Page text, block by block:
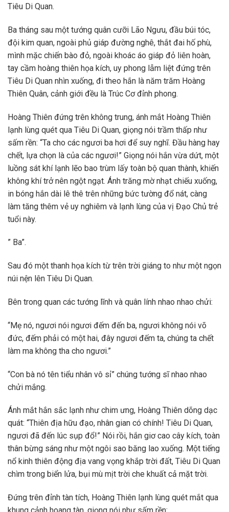
Tiêu Di Quan.
Ba tháng sau một tướng quân cưỡi Lão Ngưu, đầu búi tóc,
đội kim quan, ngoài phủ giáp đường nghê, thắt đai hố phù,
mình mặc chiến bào đỏ, ngoài khoác áo giáp đỏ liên hoàn,
tay cầm hoàng thiên họa kích, uy phong lẫm liệt đứng trên
Tiêu Di Quan nhìn xuống, đi theo hắn là năm trăm Hoàng
Thiên Quân, cảnh giới đều là Trúc Cơ đỉnh phong.
Hoàng Thiên đứng trên không trung, ánh mắt Hoàng Thiên
lạnh lùng quét qua Tiêu Di Quan, giọng nói trầm thấp như
sấm rền: “Ta cho các ngươi ba hơi để suy nghĩ. Đầu hàng hay
chết, lựa chọn là của các ngươi!” Giọng nói hắn vừa dứt, một
luồng sát khí lạnh lẽo bao trùm lấy toàn bộ quan thành, khiến
không khí trở nên ngột ngạt. Ánh trăng mờ nhạt chiếu xuống,
in bóng hắn dài lê thê trên những bức tường đổ nát, càng
làm tăng thêm vẻ uy nghiêm và lạnh lùng của vị Đạo Chủ trẻ
tuổi này.
” Ba”.
Sau đó một thanh họa kích từ trên trời giáng to như một ngọn
núi nện lên Tiêu Di Quan.
Bên trong quan các tướng lĩnh và quân lính nhao nhao chửi:
“Mẹ nó, ngươi nói ngươi đếm đến ba, ngươi không nói võ
đức, đếm phải có một hai, đây ngươi đếm ta, chúng ta chết
làm ma không tha cho ngươi.”
“Con bà nó tên tiểu nhân vô sỉ” chúng tướng sĩ nhao nhao
chửi mắng.
Ánh mắt hắn sắc lạnh như chim ưng, Hoàng Thiên dõng dạc
quát: “Thiên địa hữu đạo, nhân gian có chính! Tiêu Di Quan,
ngươi đã đến lúc sụp đổ!” Nói rồi, hắn giơ cao cây kích, toàn
thân bừng sáng như một ngôi sao băng lao xuống. Một tiếng
nổ kinh thiên động địa vang vọng khắp trời đất, Tiêu Di Quan
chìm trong biển lửa, bụi mù mịt trời che khuất cả mặt trời.
Đứng trên đỉnh tàn tích, Hoàng Thiên lạnh lùng quét mắt qua